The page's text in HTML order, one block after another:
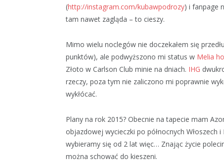
(http://instagram.com/kubawpodrozy) i fanpage
tam nawet zagląda – to cieszy.
Mimo wielu noclegów nie doczekałem się
punktów), ale podwyższono mi status w Melia
Złoto w Carlson Club minie na dniach. IHG
rzeczy, poza tym nie zaliczono mi poprawnie
wykłócać.
Plany na rok 2015? Obecnie na tapecie mam
objazdowej wycieczki po północnych Włoszech
wybieramy się od 2 lat więc… Znając życie
można schować do kieszeni.